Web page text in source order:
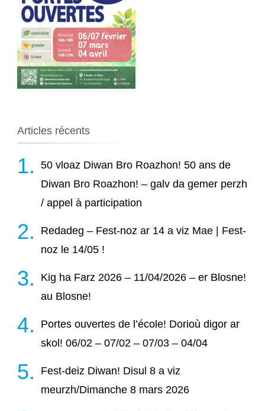
Articles récents
50 vloaz Diwan Bro Roazhon! 50 ans de
Diwan Bro Roazhon! – galv da gemer perzh
/ appel à participation
Redadeg – Fest-noz ar 14 a viz Mae | Fest-
noz le 14/05 !
Kig ha Farz 2026 – 11/04/2026 – er Blosne!
au Blosne!
Portes ouvertes de l’école! Dorioù digor ar
skol! 06/02 – 07/02 – 07/03 – 04/04
Fest-deiz Diwan! Disul 8 a viz
meurzh/Dimanche 8 mars 2026